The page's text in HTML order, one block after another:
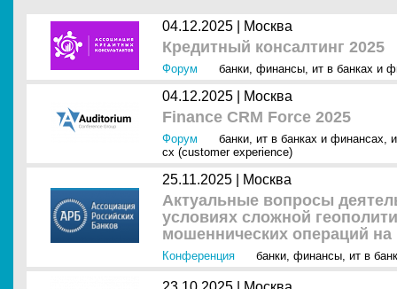
04.12.2025 | Москва
Кредитный консалтинг 2025
Форум банки, финансы, ит в банках и
04.12.2025 | Москва
Finance CRM Force 2025
Форум банки, ит в банках и финансах,
cx (customer experience)
25.11.2025 | Москва
Актуальные вопросы
условиях сложной
мошеннических операций
Конференция банки, финансы, ит в